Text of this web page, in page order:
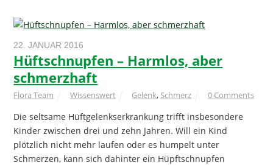
22. JANUAR 2016
Hüftschnupfen – Harmlos, aber
schmerzhaft
Flora Team Wissenswert Gelenk, Schmerz 0 Comments
Die seltsame Hüftgelenkserkrankung trifft insbesondere
Kinder zwischen drei und zehn Jahren. Will ein Kind
plötzlich nicht mehr laufen oder es humpelt unter
Schmerzen, kann sich dahinter ein Hüpftschnupfen